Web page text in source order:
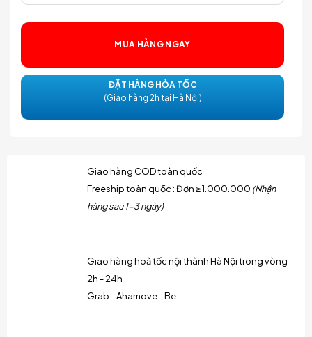
MUA HÀNG NGAY
ĐẶT HÀNG HỎA TỐC
(Giao hàng 2h tại Hà Nội)
Giao hàng COD toàn quốc
Freeship toàn quốc : Đơn ≥ 1.000.000 (Nhận
hàng sau 1-3 ngày)
Giao hàng hoả tốc nội thành Hà Nội trong vòng
2h - 24h
Grab - Ahamove - Be